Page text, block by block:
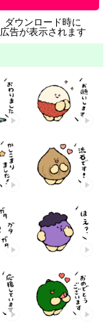
ダウンロード時に
広告が表示されます